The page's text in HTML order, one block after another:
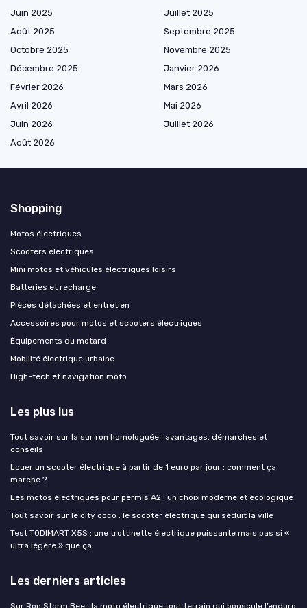
Juin 2025
Juillet 2025
Août 2025
Septembre 2025
Octobre 2025
Novembre 2025
Décembre 2025
Janvier 2026
Février 2026
Mars 2026
Avril 2026
Mai 2026
Juin 2026
Juillet 2026
Août 2026
Shopping
Motos électriques
Scooters électriques
Mini motos et véhicules électriques loisirs
Batteries et recharge
Pièces détachées et entretien
Accessoires pour motos et scooters électriques
Équipements du motard
Mobilité électrique urbaine
High-tech et navigation moto
Les plus lus
Tout savoir sur la sur ron homologuée : avantages, démarches et
conseils
Louer un scooter électrique à partir de 1 euro par jour : comment ça
marche ?
Les motos électriques pour permis A2 : un choix moderne et écologique
Tout savoir sur le city coco : le scooter électrique qui séduit la ville
Test TODIMART X5S : une trottinette électrique puissante mais pas si «
ultra légère » que ça
Les derniers articles
Sur Ron Storm Bee : la moto électrique tout terrain qui bouscule l’enduro